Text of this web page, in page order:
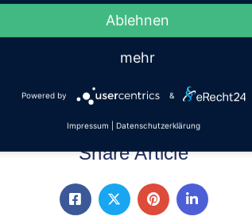
werden.
Bad Breisig unter 02633/45630 oder
Wanderwegen sowie den folgenden
Share Article
Ablehnen
mehr
Powered by &
Impressum Datenschutzerklärung